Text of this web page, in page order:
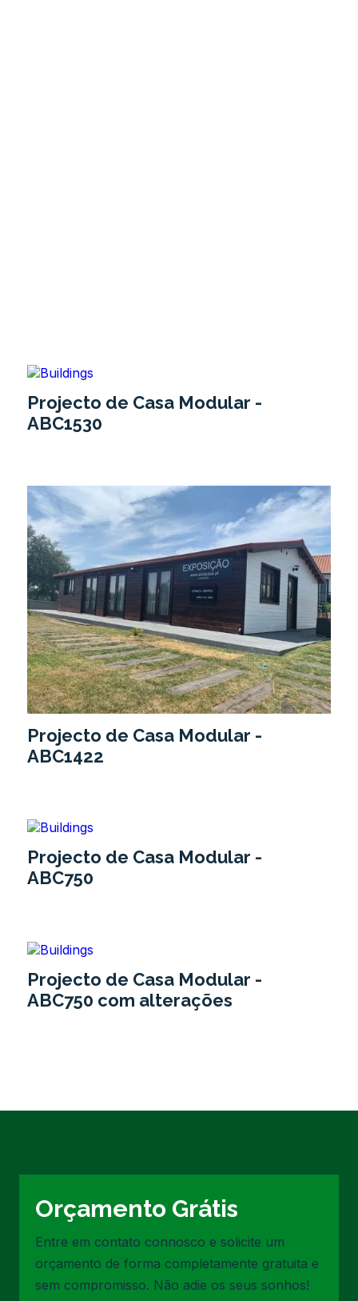
Projecto de Casa Modular -
ABC1530
Projecto de Casa Modular -
ABC1422
Projecto de Casa Modular -
ABC750
Projecto de Casa Modular -
ABC750 com alterações
Orçamento Grátis
Entre em contato connosco e solicite um
orçamento de forma completamente gratuita e
sem compromisso. Não adie os seus sonhos!